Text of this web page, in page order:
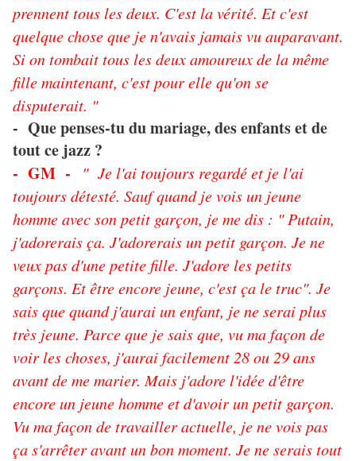
prennent tous les deux. C'est la vérité. Et c'est
quelque chose que je n'avais jamais vu auparavant.
Si on tombait tous les deux amoureux de la même
fille maintenant, c'est pour elle qu'on se
disputerait. "
- Que penses-tu du mariage, des enfants et de
tout ce jazz ?
- GM -
" Je l'ai toujours regardé et je l'ai
toujours détesté. Sauf quand je vois un jeune
homme avec son petit garçon, je me dis : " Putain,
j'adorerais ça. J'adorerais un petit garçon. Je ne
veux pas d'une petite fille. J'adore les petits
garçons. Et être encore jeune, c'est ça le truc". Je
sais que quand j'aurai un enfant, je ne serai plus
très jeune. Parce que je sais que, vu ma façon de
voir les choses, j'aurai facilement 28 ou 29 ans
avant de me marier. Mais j'adore l'idée d'être
encore un jeune homme et d'avoir un petit garçon.
Vu ma façon de travailler actuelle, je ne vois pas
ça s'arrêter avant un bon moment. Je ne serais tout